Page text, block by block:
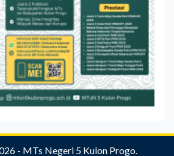
- MTs Negeri 5 Kulon Progo.